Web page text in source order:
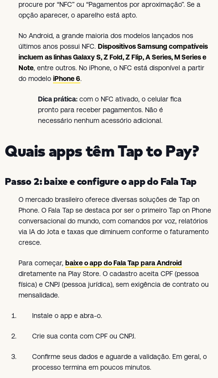
procure por “NFC” ou “Pagamentos por aproximação”. Se a
opção aparecer, o aparelho está apto.
No Android, a grande maioria dos modelos lançados nos
últimos anos possui NFC. Dispositivos Samsung compatíveis
incluem as linhas Galaxy S, Z Fold, Z Flip, A Series, M Series e
Note, entre outros. No iPhone, o NFC está disponível a partir
do modelo iPhone 6.
Dica prática: com o NFC ativado, o celular fica
pronto para receber pagamentos. Não é
necessário nenhum acessório adicional.
Quais apps têm Tap to Pay?
Passo 2: baixe e configure o app do Fala Tap
O mercado brasileiro oferece diversas soluções de Tap on
Phone. O Fala Tap se destaca por ser o primeiro Tap on Phone
conversacional do mundo, com comandos por voz, relatórios
via IA do Jota e taxas que diminuem conforme o faturamento
cresce.
Para começar, baixe o app do Fala Tap para Android
diretamente na Play Store. O cadastro aceita CPF (pessoa
física) e CNPJ (pessoa jurídica), sem exigência de contrato ou
mensalidade.
Instale o app e abra-o.
Crie sua conta com CPF ou CNPJ.
Confirme seus dados e aguarde a validação. Em geral, o
processo termina em poucos minutos.